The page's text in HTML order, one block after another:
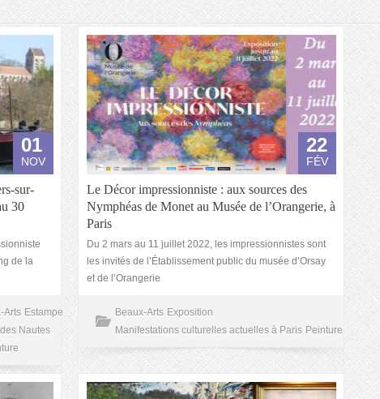
01
NOV
sur-
30
de la
Arts Estampe
Nautes
22
FÉV
Le Décor impressionniste : aux sources des
Nymphéas de Monet au Musée de l’Orangerie, à
Paris
Du 2 mars au 11 juillet 2022, les impressionnistes sont
les invités de l’Établissement public du musée d’Orsay
et de l’Orangerie
Beaux-Arts Exposition
Manifestations culturelles actuelles à Paris Peinture